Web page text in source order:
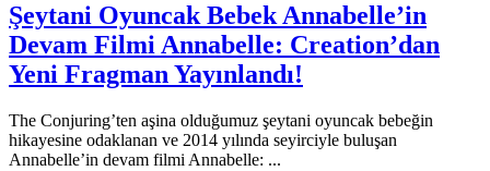
Şeytani Oyuncak Bebek Annabelle’in
Devam Filmi Annabelle: Creation’dan
Yeni Fragman Yayınlandı!
The Conjuring’ten aşina olduğumuz şeytani oyuncak bebeğin
hikayesine odaklanan ve 2014 yılında seyirciyle buluşan
Annabelle’in devam filmi Annabelle: ...